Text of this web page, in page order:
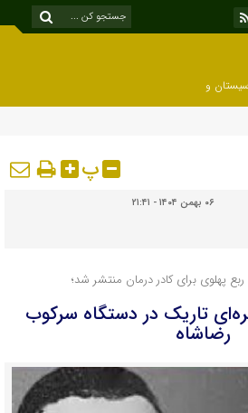
و
پ
۰۶ بهمن ۱۴۰۴ - ۲۱:۴۱
پهلوی برای کادر درمان منتشر شد؛
تاریک در دستگاه سرکوب
رضاشاه